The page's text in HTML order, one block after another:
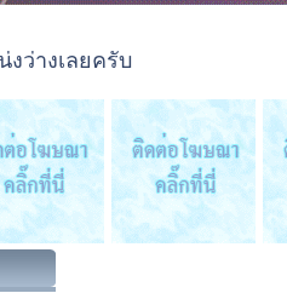
งว่างเลยครับ